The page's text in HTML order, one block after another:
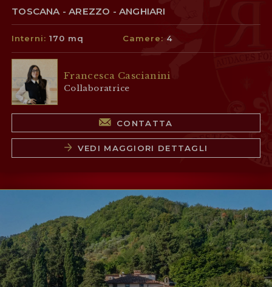
TOSCANA - AREZZO - ANGHIARI
Interni:170 mq Camere: 4
Francesca Cascianini
Collaboratrice
CONTATTA
VEDI MAGGIORI DETTAGLI